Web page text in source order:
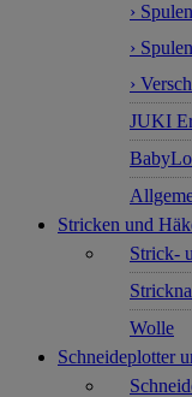
›
› Spulen
›
JUKI
Stricken und
Strick-
Wolle
Schneideplotter